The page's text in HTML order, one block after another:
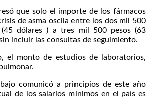
que solo el importe de los fármacos
de asma oscila entre los dos mil 500
(45 dólares ) a tres mil 500 pesos (63
incluir las consultas de seguimiento.
el monto de estudios de laboratorios,
comunicó a principios de este año
de los salarios mínimos en el país es